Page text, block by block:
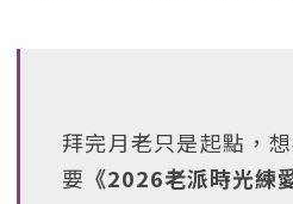
拜完月老只是起點，
要 《2026老派時光練